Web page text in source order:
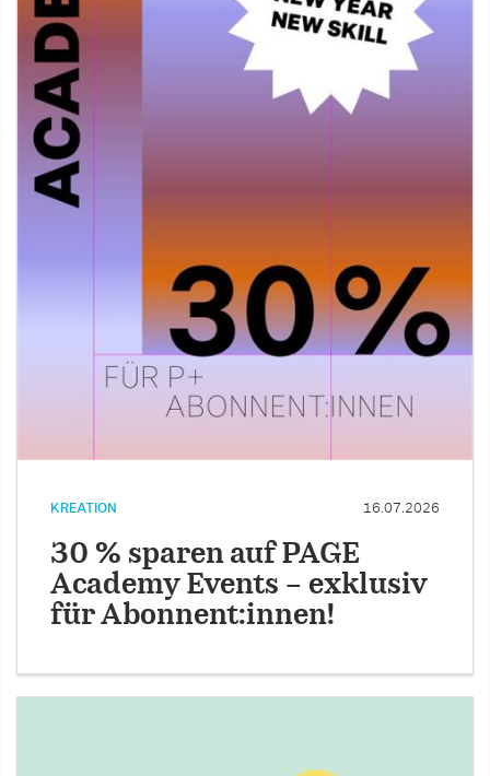
KREATION 16.07.2026
30 % sparen auf PAGE
Academy Events – exklusiv
für Abonnent:innen!